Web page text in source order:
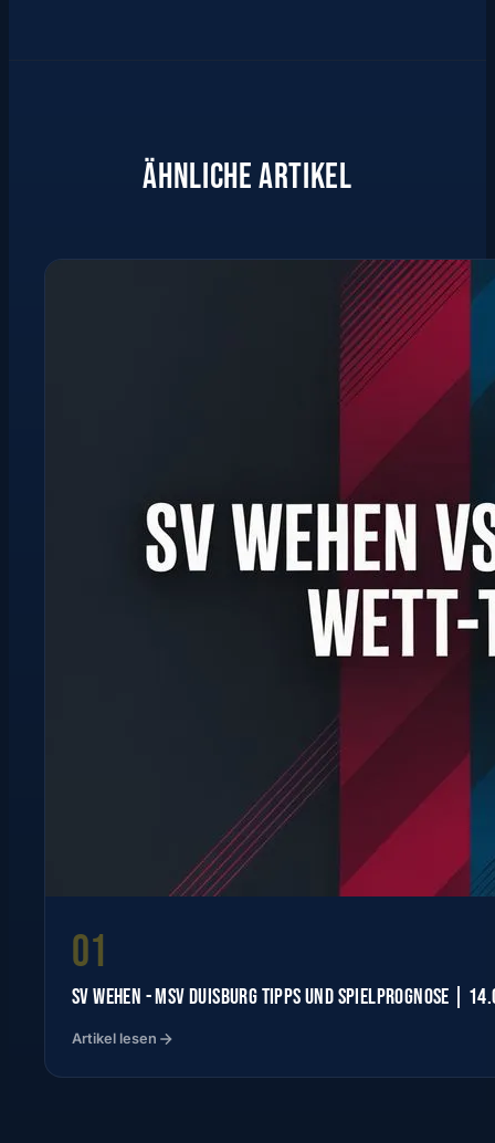
ÄHNLICHE ARTIKEL
01
SV WEHEN - MSV DUISBURG TIPPS UND SPIELPROGNOSE |
Artikel lesen